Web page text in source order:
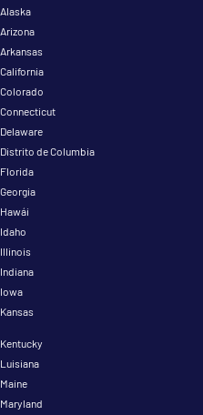
Alaska
Arizona
Arkansas
California
Colorado
Connecticut
Delaware
Distrito de Columbia
Florida
Georgia
Hawái
Idaho
Illinois
Indiana
Iowa
Kansas
Kentucky
Luisiana
Maine
Maryland